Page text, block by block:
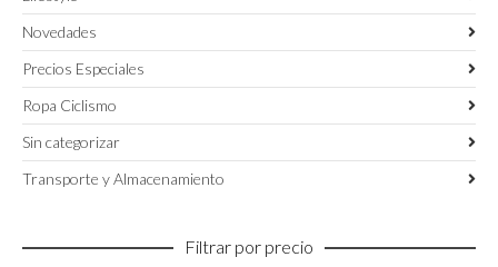
Novedades
Precios Especiales
Ropa Ciclismo
Sin categorizar
Transporte y Almacenamiento
Filtrar por precio